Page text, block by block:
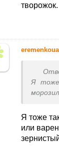
творожок.
eremenkoua
Я тоже
мин
Я тоже
или